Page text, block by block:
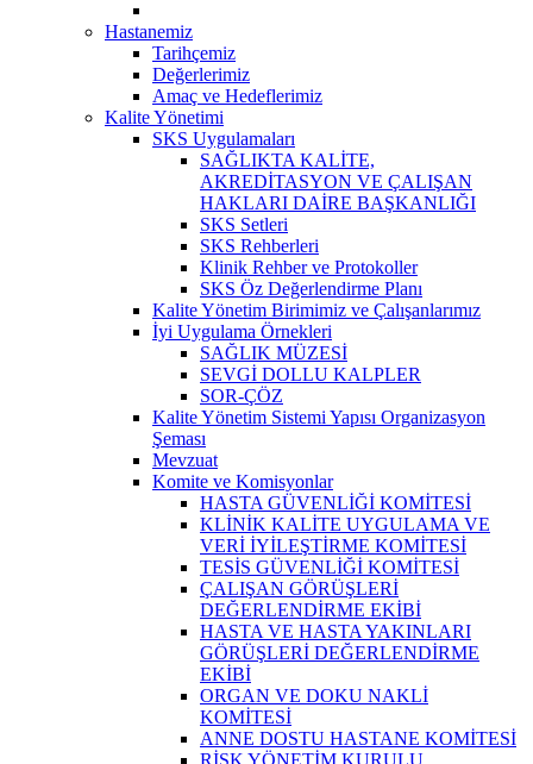
Hastanemiz
Tarihçemiz
Değerlerimiz
Amaç ve Hedeflerimiz
Kalite Yönetimi
SKS Uygulamaları
SAĞLIKTA KALİTE,
AKREDİTASYON VE ÇALIŞAN
HAKLARI DAİRE BAŞKANLIĞI
SKS Setleri
SKS Rehberleri
Klinik Rehber ve Protokoller
SKS Öz Değerlendirme Planı
Kalite Yönetim Birimimiz ve Çalışanlarımız
İyi Uygulama Örnekleri
SAĞLIK MÜZESİ
SEVGİ DOLLU KALPLER
SOR-ÇÖZ
Kalite Yönetim Sistemi Yapısı Organizasyon
Şeması
Mevzuat
Komite ve Komisyonlar
HASTA GÜVENLİĞİ KOMİTESİ
KLİNİK KALİTE UYGULAMA VE
VERİ İYİLEŞTİRME KOMİTESİ
TESİS GÜVENLİĞİ KOMİTESİ
ÇALIŞAN GÖRÜŞLERİ
DEĞERLENDİRME EKİBİ
HASTA VE HASTA YAKINLARI
GÖRÜŞLERİ DEĞERLENDİRME
EKİBİ
ORGAN VE DOKU NAKLİ
KOMİTESİ
ANNE DOSTU HASTANE KOMİTESİ
RİSK YÖNETİM KURULU